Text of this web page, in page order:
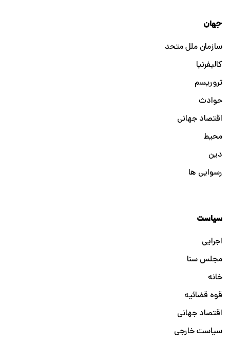
جهان
سازمان ملل متحد
کالیفرنیا
تروریسم
حوادث
اقتصاد جهانی
محیط
دین
رسوایی ها
سیاست
اجرایی
مجلس سنا
خانه
قوه قضائیه
اقتصاد جهانی
سیاست خارجی